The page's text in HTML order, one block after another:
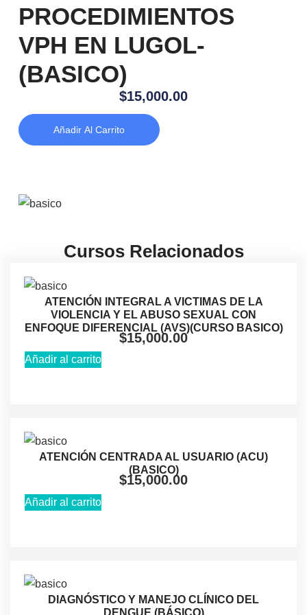
PROCEDIMIENTOS
VPH EN LUGOL-
(BASICO)
$15,000.00
Añadir Al Carrito
Cursos Relacionados
ATENCIÓN INTEGRAL A VICTIMAS DE LA
VIOLENCIA Y EL ABUSO SEXUAL CON
ENFOQUE DIFERENCIAL (AVS)(CURSO BASICO)
$15,000.00
Añadir al carrito
ATENCIÓN CENTRADA AL USUARIO (ACU)
(BASICO)
$15,000.00
Añadir al carrito
DIAGNÓSTICO Y MANEJO CLÍNICO DEL
DENGUE (BÁSICO)